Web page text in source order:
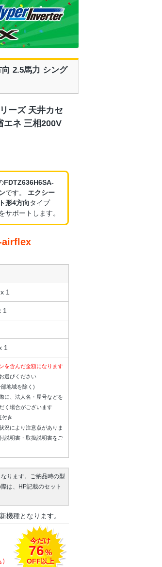
2.5馬力 シング
ーズ 天井カセ
エネ 三相200V
FDTZ636H6SA-
です。 エクシー
形4方向タイプ
サポートします。
airflex
1
1
1
を含んだ金額になります
選びください
地域を除く)
に、法人名・屋号などを
く場合がございます
き
況により注意点がありま
説明書・取扱説明書をご
ります。ご納品時の型
は、HP記載のセット
機種となります。
今だけ
76%
OFF以上